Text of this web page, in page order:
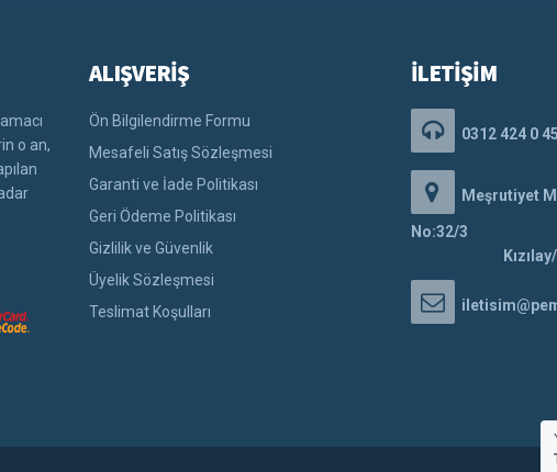
o an,
ALIŞVERİŞ
Ön Bilgilendirme Formu
Mesafeli Satış Sözleşmesi
Garanti ve İade Politikası
Geri Ödeme Politikası
Gizlilik ve Güvenlik
Üyelik Sözleşmesi
Teslimat Koşulları
İLETİŞİM
0312 424 0
Meşrutiyet
No:32/3